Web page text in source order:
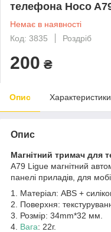
телефона Hoco
Немає в наявності
Код: 3835
Роздріб
200 ₴
Опис Характеристики
Опис
Магнітний тримач для
A79 Ligue магнітний
панелі приладів, для
1. Матеріал: ABS +
2. Поверхня:
3. Розмір: 34mm*32 мм.
4. Вага: 22г.